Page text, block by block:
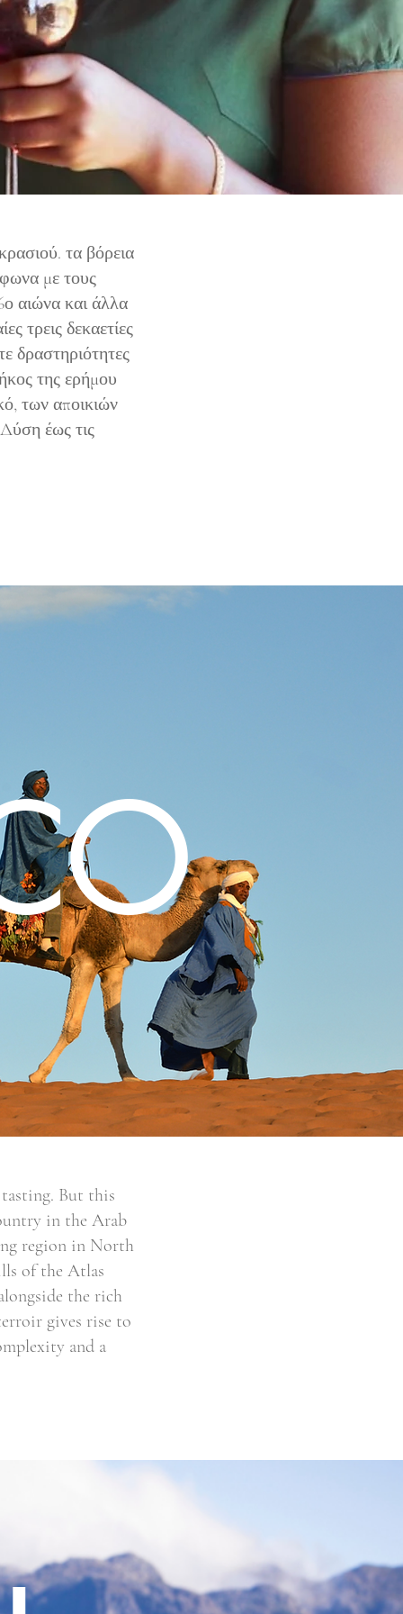
τα βόρεια
με τους
αιώνα και άλλα
τρεις δεκαετίες
δραστηριότητες
της ερήμου
των αποικιών
έως τις
But this
in the Arab
region in North
of the Atlas
the rich
gives rise to
and a